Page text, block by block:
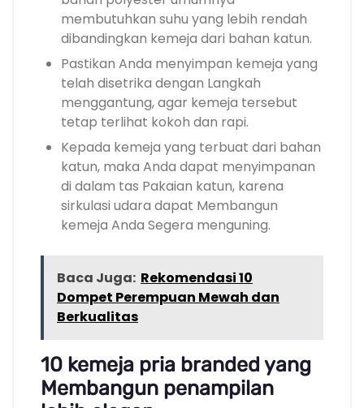
membutuhkan suhu yang lebih rendah
dibandingkan kemeja dari bahan katun.
Pastikan Anda menyimpan kemeja yang
telah disetrika dengan Langkah
menggantung, agar kemeja tersebut
tetap terlihat kokoh dan rapi.
Kepada kemeja yang terbuat dari bahan
katun, maka Anda dapat menyimpanan
di dalam tas Pakaian katun, karena
sirkulasi udara dapat Membangun
kemeja Anda Segera menguning.
Baca Juga: Rekomendasi 10
Dompet Perempuan Mewah dan
Berkualitas
10 kemeja pria branded yang
Membangun penampilan